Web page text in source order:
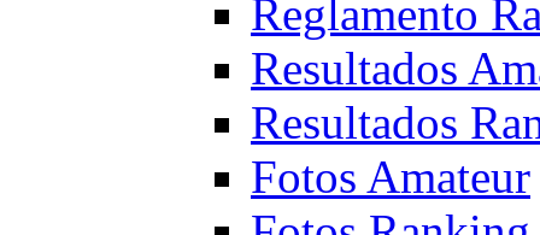
Reglamento
Resultados
Resultados
Fotos Amateur